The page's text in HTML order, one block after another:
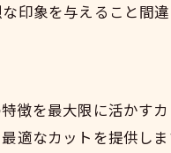
印象を与えること間違
徴を最大限に活かす
適なカットを提供し